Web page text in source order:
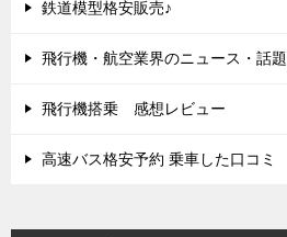
鉄道模型格安販売♪
飛行機・航空業界のニュース・話題
飛行機搭乗 感想レビュー
高速バス格安予約 乗車した口コミ